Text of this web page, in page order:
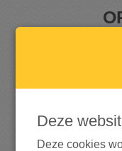
Deze
Deze cookies